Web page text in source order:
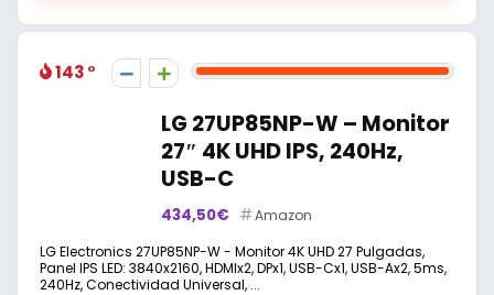
143
LG 27UP85NP-W – Monitor
27″ 4K UHD IPS, 240Hz,
USB-C
434,50€
Amazon
LG Electronics 27UP85NP-W - Monitor 4K UHD 27 Pulgadas,
Panel IPS LED: 3840x2160, HDMIx2, DPx1, USB-Cx1, USB-Ax2, 5ms,
240Hz, Conectividad Universal, ...